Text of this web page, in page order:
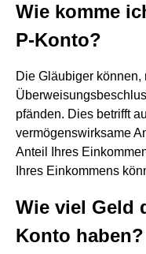
Wie komme
P-Konto?
Die Gläubiger können,
pfänden. Dies betrifft
vermögenswirksame
Anteil Ihres
Ihres Einkommens
Wie viel Geld
Konto haben?